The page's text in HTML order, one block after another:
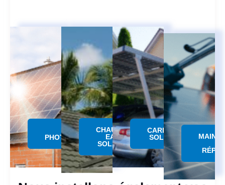
PANNEAU
PHOTOVOLTAÏQUE
CHAUFFE
EAU
SOLAIRE
CARPORT
SOLAIRE